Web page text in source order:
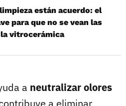
están acuerdo: el
para que no se vean las
la vitrocerámica
a neutralizar olores
a eliminar